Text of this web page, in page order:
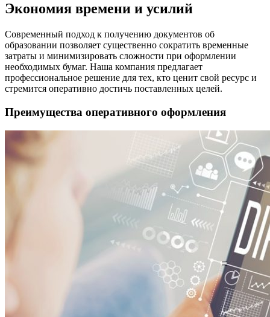
Экономия времени и усилий
Современный подход к получению документов об
образовании позволяет существенно сократить временные
затраты и минимизировать сложности при оформлении
необходимых бумаг. Наша компания предлагает
профессиональное решение для тех, кто ценит свой ресурс и
стремится оперативно достичь поставленных целей.
Преимущества оперативного оформления